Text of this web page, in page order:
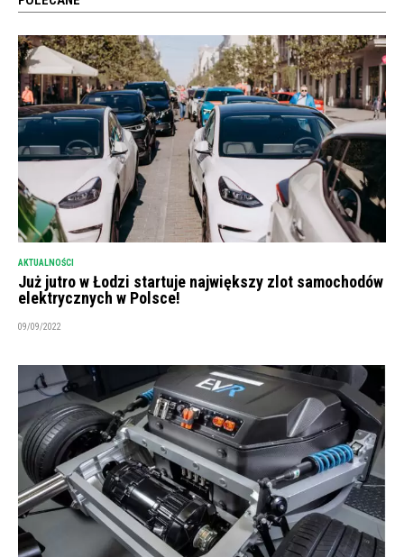
AKTUALNOŚCI
Już jutro w Łodzi startuje największy zlot samochodów
elektrycznych w Polsce!
09/09/2022